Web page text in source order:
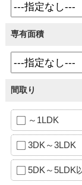
専有面積
間取り
～1LDK
3DK～3LDK
5DK～5LDK